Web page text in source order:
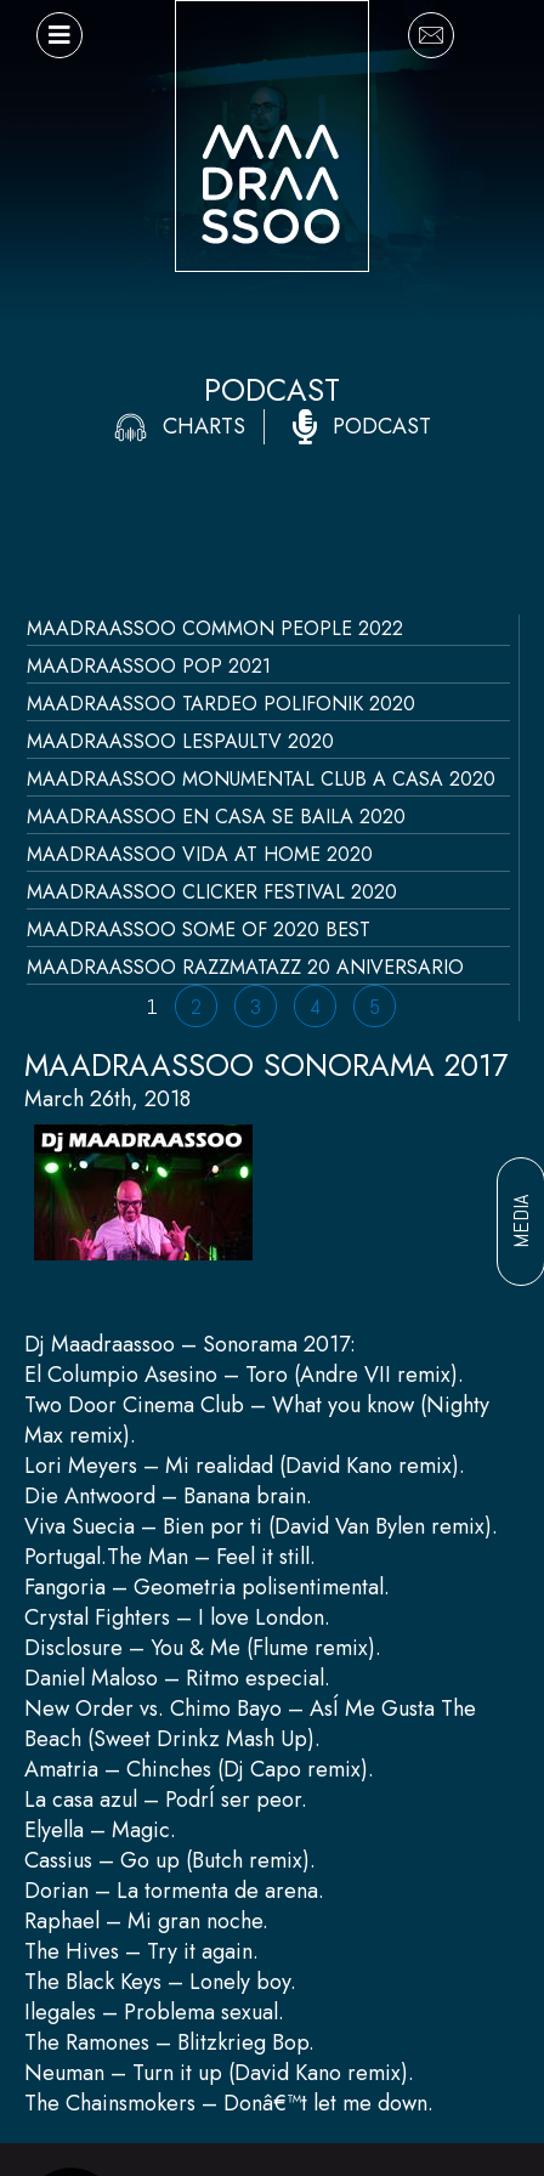
MEDIA
PODCAST
CHARTS PODCAST
MAADRAASSOO COMMON PEOPLE 2022
MAADRAASSOO POP 2021
MAADRAASSOO TARDEO POLIFONIK 2020
MAADRAASSOO LESPAULTV 2020
MAADRAASSOO MONUMENTAL CLUB A CASA 2020
MAADRAASSOO EN CASA SE BAILA 2020
MAADRAASSOO VIDA AT HOME 2020
MAADRAASSOO CLICKER FESTIVAL 2020
MAADRAASSOO SOME OF 2020 BEST
MAADRAASSOO RAZZMATAZZ 20 ANIVERSARIO
Página
1
Página
2
Página
3
Página
4
Página
5
MAADRAASSOO SONORAMA 2017
March 26th, 2018
Dj Maadraassoo – Sonorama 2017:
El Columpio Asesino – Toro (Andre VII remix).
Two Door Cinema Club – What you know (Nighty
Max remix).
Lori Meyers – Mi realidad (David Kano remix).
Die Antwoord – Banana brain.
Viva Suecia – Bien por ti (David Van Bylen remix).
Portugal.The Man – Feel it still.
Fangoria – Geometria polisentimental.
Crystal Fighters – I love London.
Disclosure – You & Me (Flume remix).
Daniel Maloso – Ritmo especial.
New Order vs. Chimo Bayo – AsÍ Me Gusta The
Beach (Sweet Drinkz Mash Up).
Amatria – Chinches (Dj Capo remix).
La casa azul – PodrÍ ser peor.
Elyella – Magic.
Cassius – Go up (Butch remix).
Dorian – La tormenta de arena.
Raphael – Mi gran noche.
The Hives – Try it again.
The Black Keys – Lonely boy.
Ilegales – Problema sexual.
The Ramones – Blitzkrieg Bop.
Neuman – Turn it up (David Kano remix).
The Chainsmokers – Donâ€™t let me down.